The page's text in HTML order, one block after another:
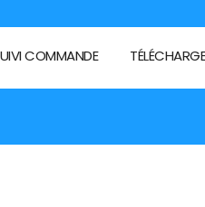
COMMANDE